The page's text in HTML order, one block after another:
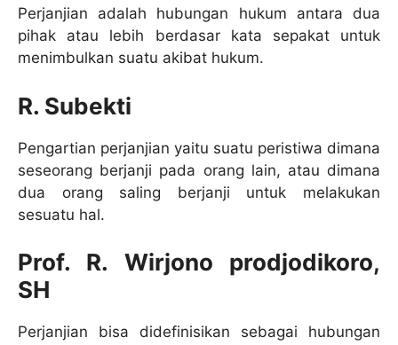
Perjanjian adalah hubungan hukum antara dua
pihak atau lebih berdasar kata sepakat untuk
menimbulkan suatu akibat hukum.
R. Subekti
Pengartian perjanjian yaitu suatu peristiwa dimana
seseorang berjanji pada orang lain, atau dimana
dua orang saling berjanji untuk melakukan
sesuatu hal.
Prof. R. Wirjono prodjodikoro,
SH
Perjanjian bisa didefinisikan sebagai hubungan